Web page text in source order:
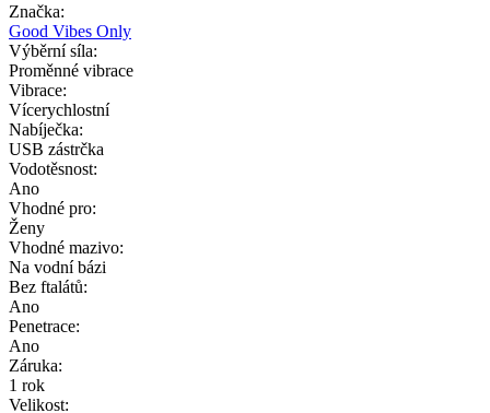
Značka:
Good Vibes Only
Výběrní síla:
Proměnné vibrace
Vibrace:
Vícerychlostní
Nabíječka:
USB zástrčka
Vodotěsnost:
Ano
Vhodné pro:
Ženy
Vhodné mazivo:
Na vodní bázi
Bez ftalátů:
Ano
Penetrace:
Ano
Záruka:
1 rok
Velikost: